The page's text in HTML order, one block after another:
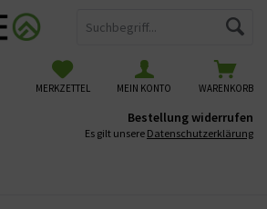
WARENKORB
MERKZETTEL MEIN KONTO
Bestellung widerrufen
Es gilt unsere Datenschutzerklärung